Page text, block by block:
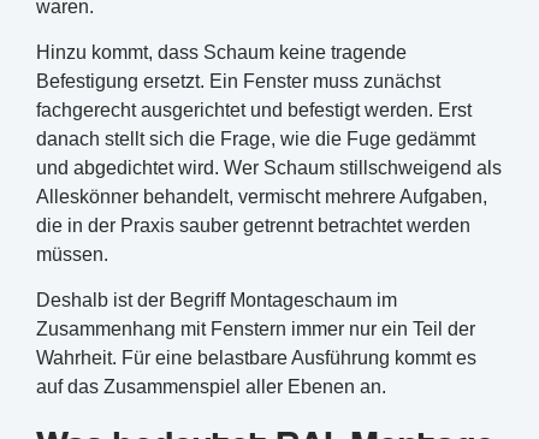
waren.
Hinzu kommt, dass Schaum keine tragende
Befestigung ersetzt. Ein Fenster muss zunächst
fachgerecht ausgerichtet und befestigt werden. Erst
danach stellt sich die Frage, wie die Fuge gedämmt
und abgedichtet wird. Wer Schaum stillschweigend als
Alleskönner behandelt, vermischt mehrere Aufgaben,
die in der Praxis sauber getrennt betrachtet werden
müssen.
Deshalb ist der Begriff Montageschaum im
Zusammenhang mit Fenstern immer nur ein Teil der
Wahrheit. Für eine belastbare Ausführung kommt es
auf das Zusammenspiel aller Ebenen an.